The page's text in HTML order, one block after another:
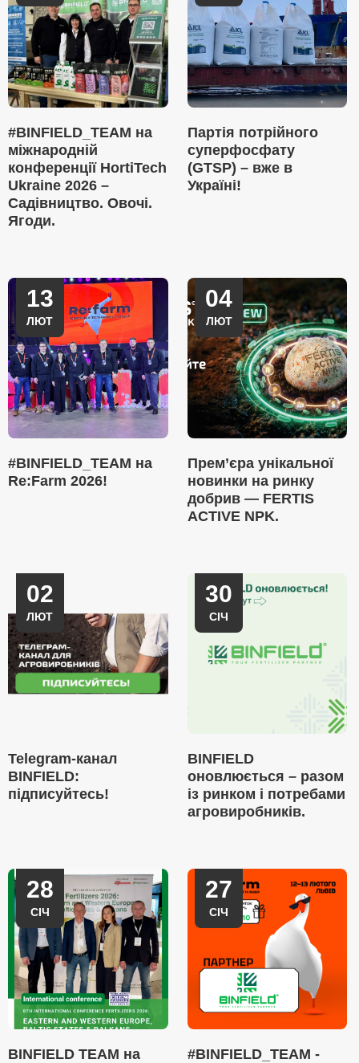
#BINFIELD_TEAM на
міжнародній
конференції HortiTech
Ukraine 2026 –
Садівництво. Овочі.
Ягоди.
Партія потрійного
суперфосфату
(GTSP) – вже в
Україні!
13
ЛЮТ
#BINFIELD_TEAM на
Re:Farm 2026!
04
ЛЮТ
Прем’єра унікальної
новинки на ринку
добрив — FERTIS
ACTIVE NPK.
02
ЛЮТ
Telegram-канал
BINFIELD:
підписуйтесь!
30
СІЧ
BINFIELD
оновлюється – разом
із ринком і потребами
агровиробників.
28
СІЧ
BINFIELD TEAM на
27
СІЧ
#BINFIELD_TEAM -